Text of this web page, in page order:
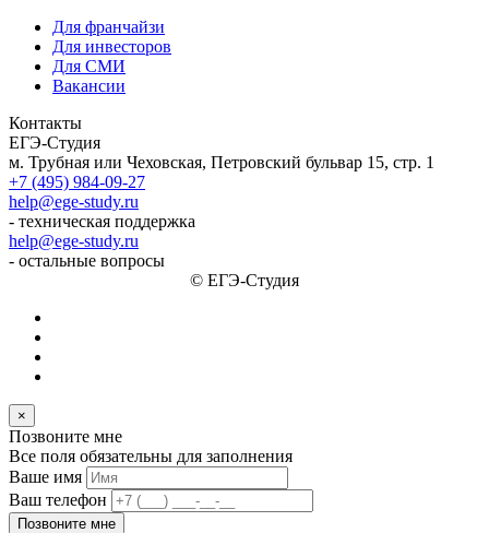
Для франчайзи
Для инвесторов
Для СМИ
Вакансии
Контакты
ЕГЭ-Студия
м. Трубная или Чеховская, Петровский бульвар 15, стр. 1
+7 (495) 984-09-27
help@ege-study.ru
- техническая поддержка
help@ege-study.ru
- остальные вопросы
© ЕГЭ-Студия
×
Позвоните мне
Все поля обязательны для заполнения
Ваше имя
Ваш телефон
Позвоните мне